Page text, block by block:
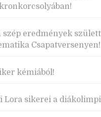
szép eredmények
Csapatversenyen!
kémiából!
Lora sikerei a